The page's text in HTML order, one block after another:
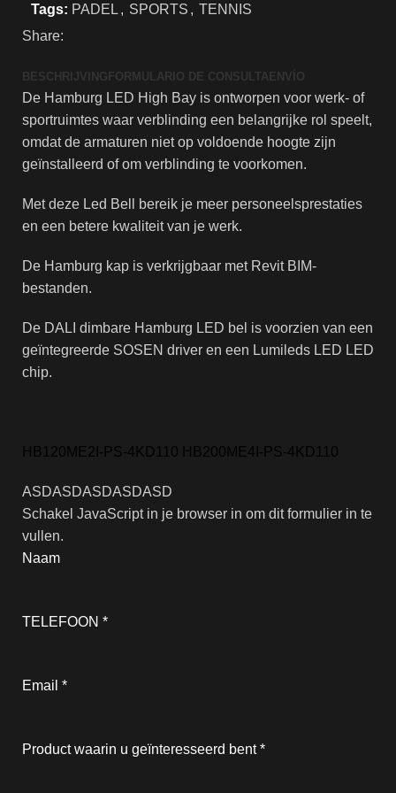
Tags: PADEL , SPORTS , TENNIS
Share:
BESCHRIJVING FORMULARIO DE CONSULTA ENVÍO
De Hamburg LED High Bay is ontworpen voor werk- of
sportruimtes waar verblinding een belangrijke rol speelt,
omdat de armaturen niet op voldoende hoogte zijn
geïnstalleerd of om verblinding te voorkomen.
Met deze Led Bell bereik je meer personeelsprestaties
en een betere kwaliteit van je werk.
De Hamburg kap is verkrijgbaar met Revit BIM-
bestanden.
De DALI dimbare Hamburg LED bel is voorzien van een
geïntegreerde SOSEN driver en een Lumileds LED LED
chip.
HB120ME2I-PS-4KD110 HB200ME4I-PS-4KD110
ASDASDASDASDASD
Schakel JavaScript in je browser in om dit formulier in te
vullen.
Naam
TELEFOON *
Email *
Product waarin u geïnteresseerd bent*